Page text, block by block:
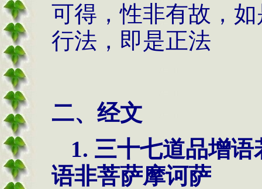
可得，性非有故，
行法，即是正法
二、经文
1. 三十七道品增
语非菩萨摩诃萨